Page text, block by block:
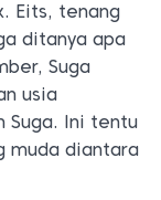
Eits, tenang
ditanya apa
Suga
usia
Suga. Ini tentu
muda diantara